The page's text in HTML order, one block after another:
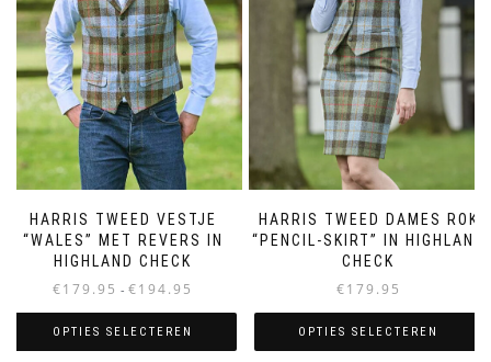
HARRIS TWEED VESTJE
“WALES” MET REVERS IN
HIGHLAND CHECK
€179.95 - €194.95
€194.95
OPTIES SELECTEREN
HARRIS TWEED DAMES ROK
“PENCIL-SKIRT” IN HIGHLAND
CHECK
€179.95
OPTIES SELECTEREN